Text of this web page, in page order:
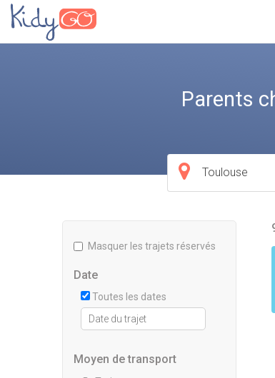
Parents
Ville
de
départ
Masquer les trajets réservés
Date
Toutes les dates
Moyen de transport